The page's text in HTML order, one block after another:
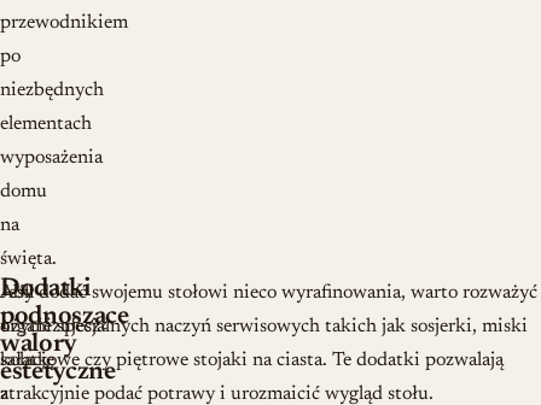
przewodnikiem
po
niezbędnych
elementach
wyposażenia
domu
na
święta.
Jeśli
organizujesz
kolację
z
Dodatki
podnoszące
walory
estetyczne
Aby dodać swojemu stołowi nieco wyrafinowania, warto rozważyć
użycie specjalnych naczyń serwisowych takich jak sosjerki, miski
sałatkowe czy piętrowe stojaki na ciasta. Te dodatki pozwalają
atrakcyjnie podać potrawy i urozmaicić wygląd stołu.